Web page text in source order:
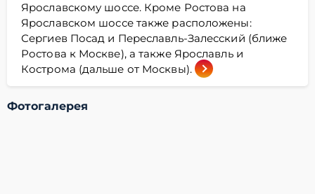
Ярославскому шоссе. Кроме Ростова на
Ярославском шоссе также расположены:
Сергиев Посад и Переславль-Залесский (ближе
Ростова к Москве), а также Ярославль и
Кострома (дальше от Москвы).
Фотогалерея